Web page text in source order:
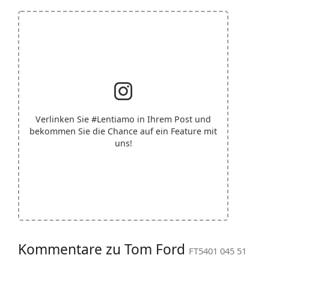
Verlinken Sie #Lentiamo in Ihrem Post und
bekommen Sie die Chance auf ein Feature mit
uns!
Kommentare zu Tom Ford FT5401 045 51